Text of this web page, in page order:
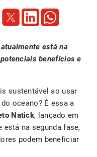
está na
benefícios e
sustentável ao usar
oceano? É essa a
Natick, lançado em
na segunda fase,
podem beneficiar